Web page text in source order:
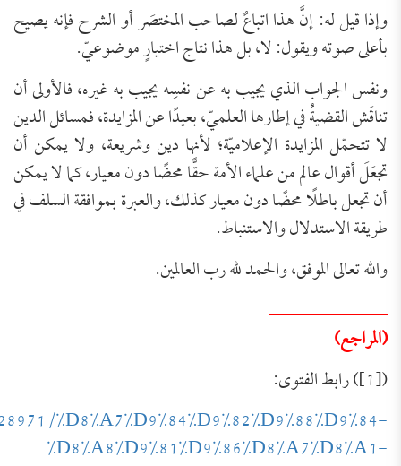
وإذا قيل له: إنَّ هذا اتباعٌ لصاحب المختصَر أو الشرح فإنه يصيح
بأعلى صوته ويقول: لا، بل هذا نتاج اختيارٍ موضوعيّ.
ونفس الجواب الذي يجيب به عن نفسِه يجيب به غيره، فالأولى أن
تناقَش القضيةُ في إطارها العلميّ، بعيدًا عن المزايدة، فمسائل الدين
لا تتحمّل المزايدة الإعلاميّة؛ لأنها دين وشريعة، ولا يمكن أن
تجعَلَ أقوال عالم من علماء الأمة حقًّا محضًا دون معيار، كما لا يمكن
أن تجعل باطلًا محضًا دون معيار كذلك، والعبرة بموافقة السلف في
طريقة الاستدلال والاستنباط.
والله تعالى الموفق، والحمد لله رب العالمين.
ــــــــــــــــــــــ
(المراجع)
([1]) رابط الفتوى:
%D8%A7%D9%84%D9%82%D9%88%D9%84-
%D8%A8%D9%81%D9%86%D8%A7%D8%A1-
تَعرِيف بكِتَاب (مجموعة الرَّسائل العقديَّة